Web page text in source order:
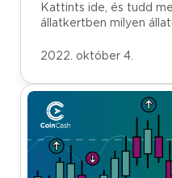
Kattints ide, és tudd
állatkertben milyen
2022. október 4.